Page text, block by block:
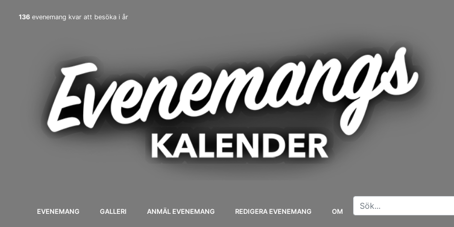
136 evenemang kvar att besöka i år
EVENEMANG GALLERI ANMÄL EVENEMANG REDIGERA EVENEMANG OM